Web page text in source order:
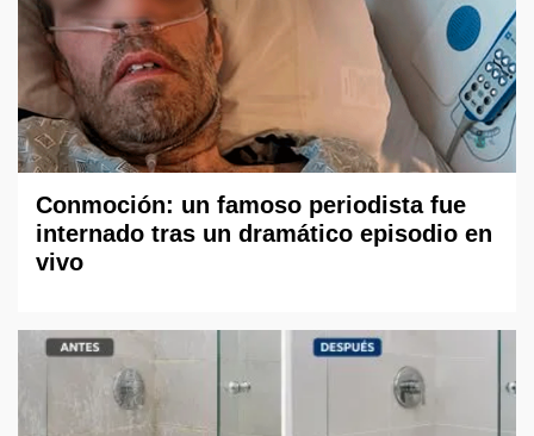
Conmoción: un famoso periodista fue
internado tras un dramático episodio en
vivo